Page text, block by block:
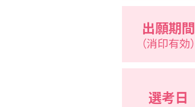
出願期間
（消印有効）
選考日